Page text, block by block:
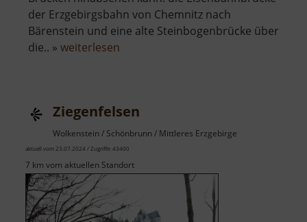
der Erzgebirgsbahn von Chemnitz nach
Bärenstein und eine alte Steinbogenbrücke über
die.. » weiterlesen
Ziegenfelsen
Wolkenstein / Schönbrunn / Mittleres Erzgebirge
aktuell vom 23.07.2024 / Zugriffe: 43400
7 km vom aktuellen Standort